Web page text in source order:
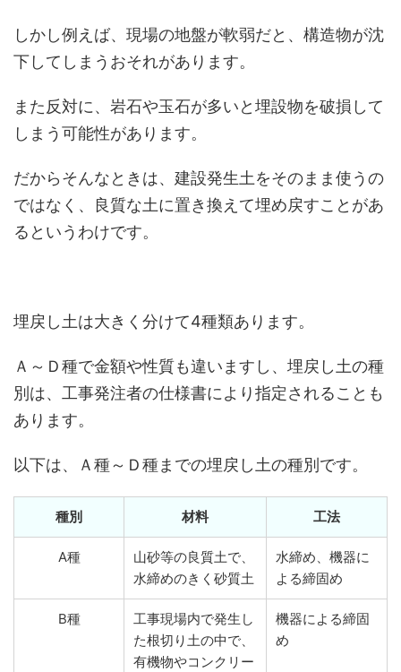
しかし例えば、現場の地盤が軟弱だと、構造物が沈
下してしまうおそれがあります。
また反対に、岩石や玉石が多いと埋設物を破損して
しまう可能性があります。
だからそんなときは、建設発生土をそのまま使うの
ではなく、良質な土に置き換えて埋め戻すことがあ
るというわけです。
埋戻し土は大きく分けて4種類あります。
Ａ～Ｄ種で金額や性質も違いますし、埋戻し土の種
別は、工事発注者の仕様書により指定されることも
あります。
以下は、Ａ種～Ｄ種までの埋戻し土の種別です。
種別 材料 工法
A種
山砂等の良質土で、
水締めのきく砂質土
水締め、機器に
よる締固め
B種
工事現場内で発生し
た根切り土の中で、
有機物やコンクリー
機器による締固
め